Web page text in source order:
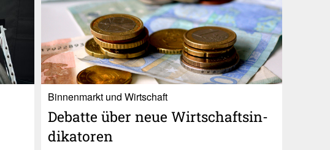
Binnenmarkt und Wirtschaft
Debatte über neue Wirt­schafts­in­
di­ka­toren